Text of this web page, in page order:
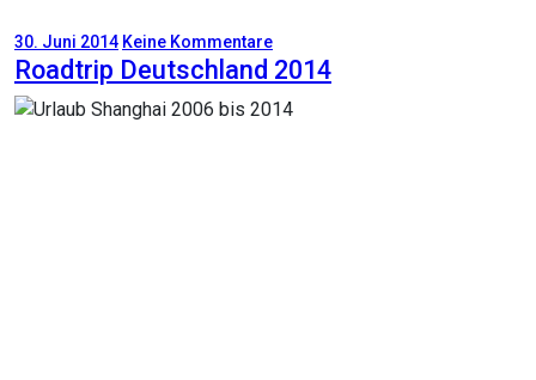
30. Juni 2014 Keine Kommentare
Roadtrip Deutschland 2014